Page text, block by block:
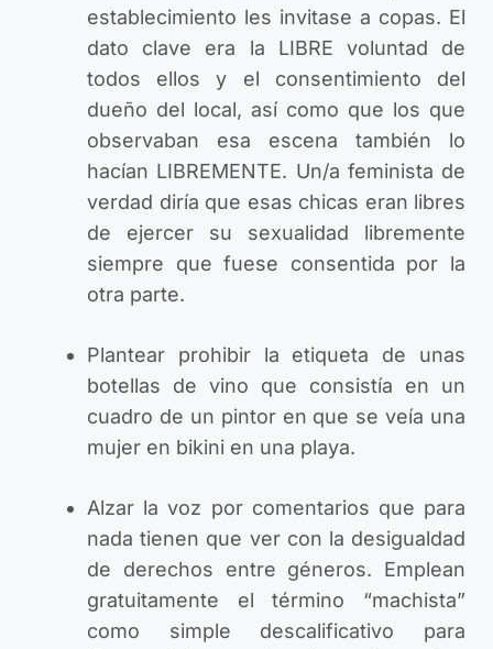
establecimiento les invitase a copas. El
dato clave era la LIBRE voluntad de
todos ellos y el consentimiento del
dueño del local, así como que los que
observaban esa escena también lo
hacían LIBREMENTE. Un/a feminista de
verdad diría que esas chicas eran libres
de ejercer su sexualidad libremente
siempre que fuese consentida por la
otra parte.
Plantear prohibir la etiqueta de unas
botellas de vino que consistía en un
cuadro de un pintor en que se veía una
mujer en bikini en una playa.
Alzar la voz por comentarios que para
nada tienen que ver con la desigualdad
de derechos entre géneros. Emplean
gratuitamente el término “machista”
como simple descalificativo para